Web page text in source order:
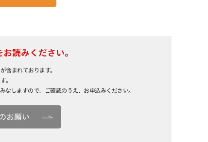
読みください。
含まれております。
。
なしますので、ご確認のうえ、お申込みください。
お願い